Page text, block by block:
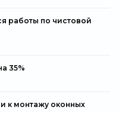
работы по чистовой
35%
к монтажу оконных